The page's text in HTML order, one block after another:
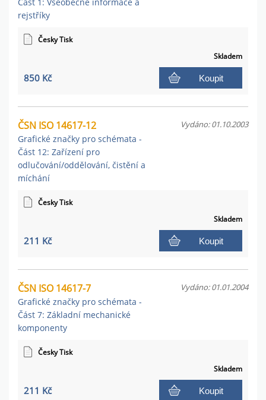
rejstříky
Česky Tisk
Skladem
850 Kč Koupit
ČSN ISO 14617-12
Grafické značky pro schémata -
Část 12: Zařízení pro
odlučování/oddělování, čistění a
míchání
Vydáno: 01.10.2003
Česky Tisk
Skladem
211 Kč Koupit
ČSN ISO 14617-7
Grafické značky pro schémata -
Část 7: Základní mechanické
komponenty
Vydáno: 01.01.2004
Česky Tisk
Skladem
211 Kč Koupit